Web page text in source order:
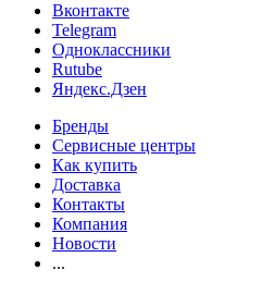
Вконтакте
Telegram
Одноклассники
Rutube
Яндекс.Дзен
Бренды
Сервисные центры
Как купить
Доставка
Контакты
Компания
Новости
...